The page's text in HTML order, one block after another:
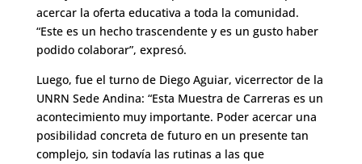
acercar la oferta educativa a toda la comunidad.
“Este es un hecho trascendente y es un gusto haber
podido colaborar”, expresó.
Luego, fue el turno de Diego Aguiar, vicerrector de la
UNRN Sede Andina: “Esta Muestra de Carreras es un
acontecimiento muy importante. Poder acercar una
posibilidad concreta de futuro en un presente tan
complejo, sin todavía las rutinas a las que